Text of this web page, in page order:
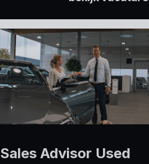
Sales Advisor Used